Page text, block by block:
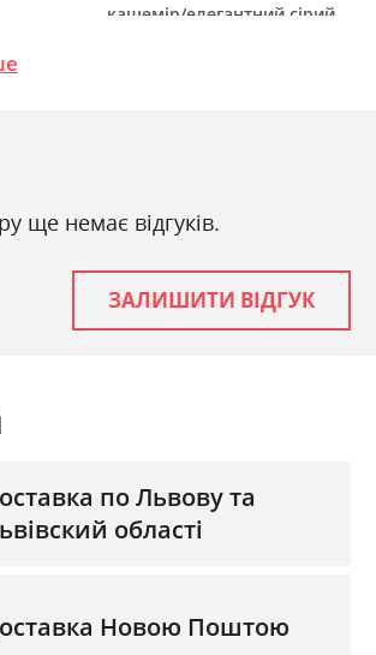
кашемір/елегантний сірий
лотус
160х200
ні
ще немає відгуків.
ЗАЛИШИТИ ВІДГУК
по Львову та
області
Новою Поштою